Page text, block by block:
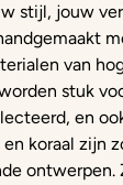
stijl, jouw
van
stuk
en
koraal zijn
ontwerpen.